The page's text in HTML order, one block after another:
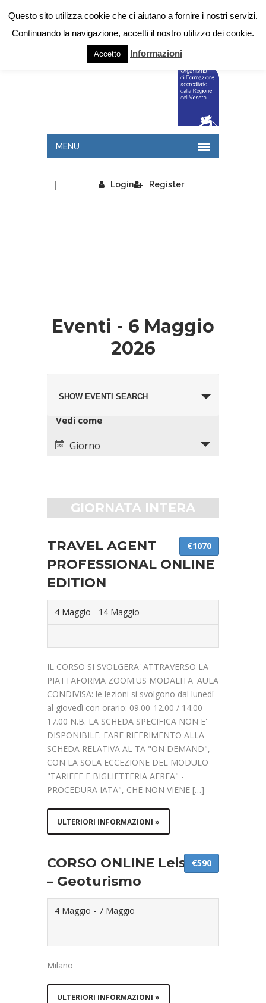
MENU
Login
| Register
Eventi - 6 Maggio
2026
and
Views
SHOW EVENTI SEARCH
Views
Vedi come
Giorno
GIORNATA INTERA
TRAVEL AGENT
PROFESSIONAL ONLINE
EDITION
4 Maggio - 14 Maggio
€1070
IL CORSO SI SVOLGERA' ATTRAVERSO LA
PIATTAFORMA ZOOM.US MODALITA' AULA
CONDIVISA: le lezioni si svolgono dal lunedì
al giovedì con orario: 09.00-12.00 / 14.00-
17.00 N.B. LA SCHEDA SPECIFICA NON E'
DISPONIBILE. FARE RIFERIMENTO ALLA
SCHEDA RELATIVA AL TA "ON DEMAND",
CON LA SOLA ECCEZIONE DEL MODULO
"TARIFFE E BIGLIETTERIA AEREA" -
PROCEDURA IATA", CHE NON VIENE […]
ULTERIORI INFORMAZIONI »
CORSO ONLINE Leisure
– Geoturismo
4 Maggio - 7 Maggio
€590
Milano
ULTERIORI INFORMAZIONI »
Questo sito utilizza cookie che ci aiutano a fornire i nostri servizi.
Continuando la navigazione, accetti il nostro utilizzo dei cookie.
Accetto Informazioni